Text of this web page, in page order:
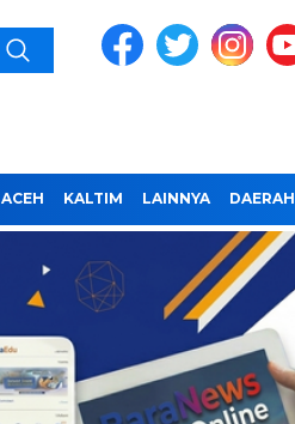
ACEH KALTIM LAINNYA DAERAH